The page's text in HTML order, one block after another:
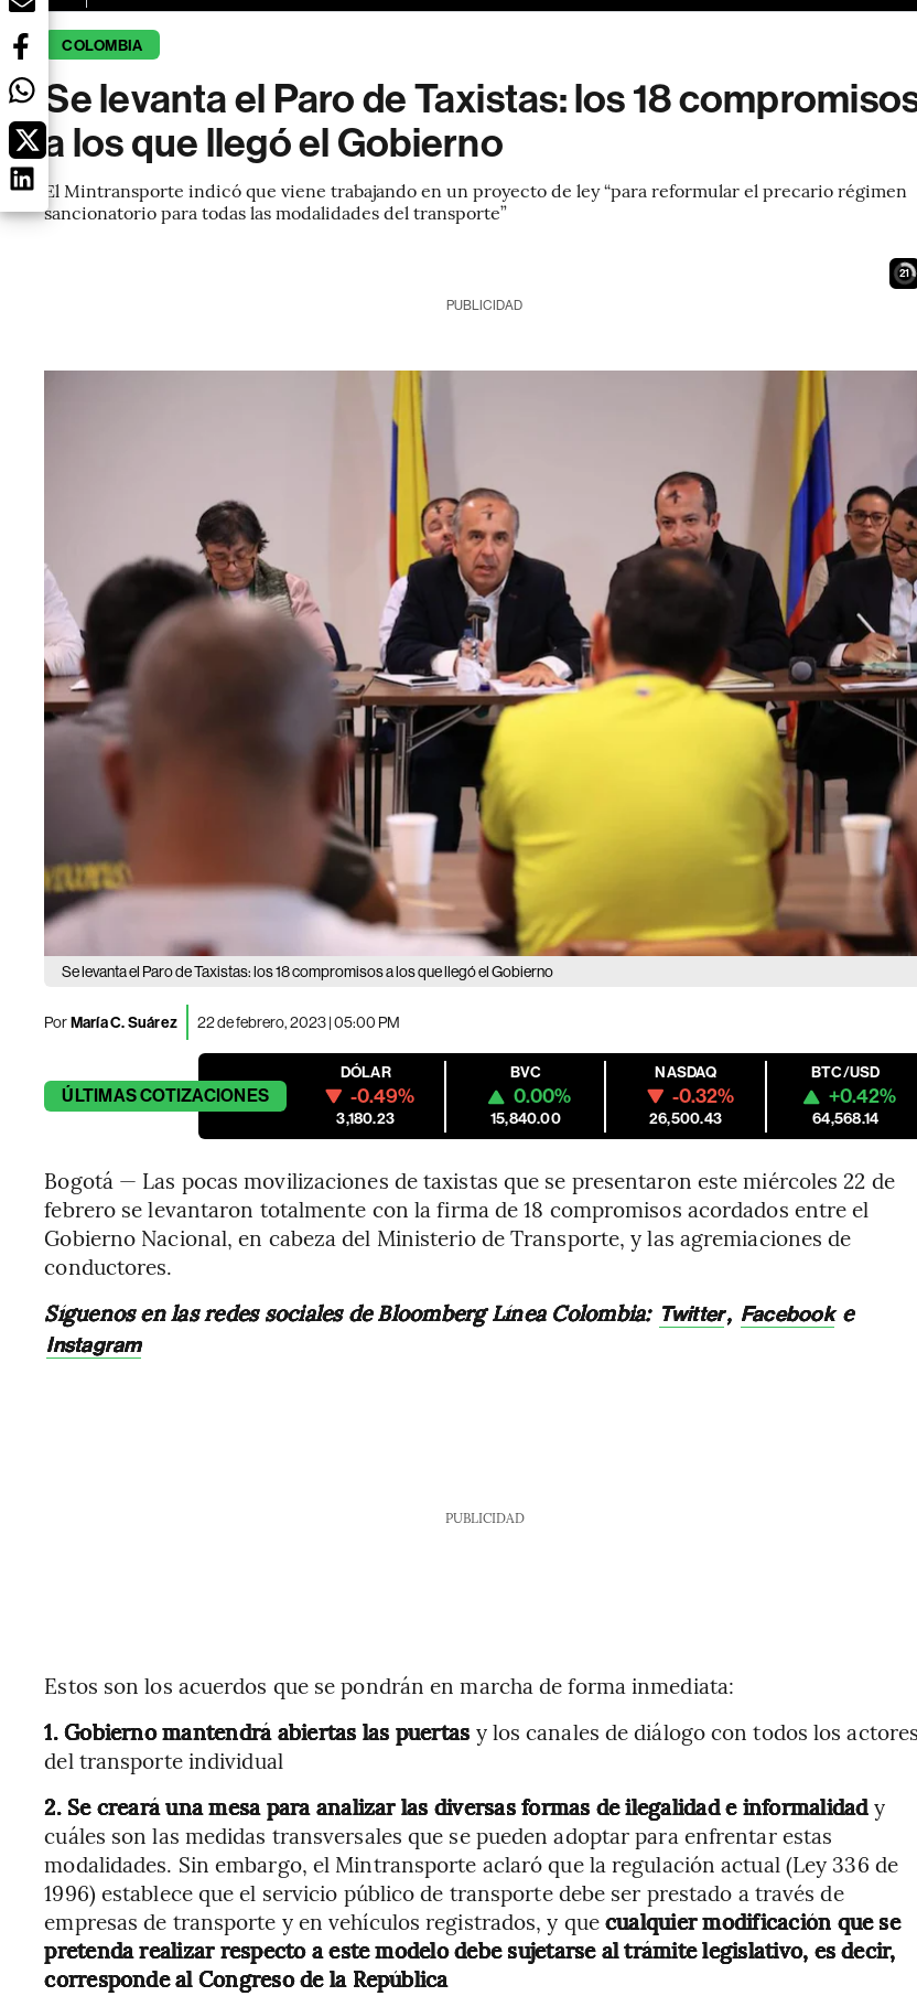
COLOMBIA
Se levanta el Paro de Taxistas: los 18
a los que llegó el Gobierno
El Mintransporte indicó que viene trabajando en un proyecto de ley “para reformular el precario régimen
sancionatorio para todas las modalidades del transporte”
20
PUBLICIDAD
Se levanta el Paro de Taxistas: los 18 compromisos a los que llegó el Gobierno
PorMaría C. Suárez 22 de febrero, 2023 | 05:00 PM
ÚLTIMASCOTIZACIONES
DÓLAR
-0.49%
3,180.23
BVC
0.00%
15,840.00
NASDAQ
-0.32%
26,500.43
BTC/USD
+0.42%
64,568.14
Bogotá — Las pocas movilizaciones de taxistas que se presentaron este miércoles 22 de
febrero se levantaron totalmente con la firma de 18 compromisos acordados entre el
Gobierno Nacional, en cabeza del Ministerio de Transporte, y las agremiaciones de
conductores.
Síguenos en las redes sociales de Bloomberg Línea Colombia: Twitter, Facebooke
Instagram
PUBLICIDAD
Estos son los acuerdos que se pondrán en marcha de forma inmediata:
1. Gobierno mantendrá abiertas las puertas y los canales de diálogo con todos los actores
del transporte individual
2. Se creará una mesa para analizar las diversas formas de ilegalidad e informalidady
cuáles son las medidas transversales que se pueden adoptar para enfrentar estas
modalidades. Sin embargo, el Mintransporte aclaró que la regulación actual (Ley 336 de
1996) establece que el servicio público de transporte debe ser prestado a través de
empresas de transporte y en vehículos registrados, y quecualquier modificación que se
pretenda realizar respecto a este modelo debe sujetarse al trámite legislativo, es decir,
corresponde al Congreso de la República